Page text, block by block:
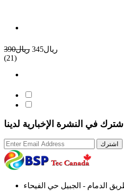
ريال345
ريال390
(21)
اشترك في النشرة الإخبارية لدينا
اشترك